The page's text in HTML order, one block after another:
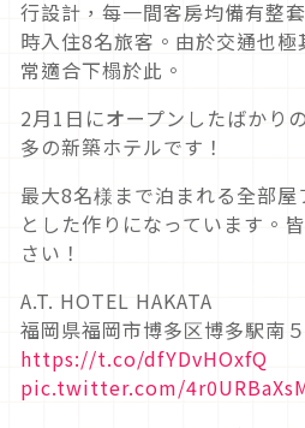
行設計，每一間客房均備有整
時入住8名旅客。由於交通也
常適合下榻於此。
2月1日にオープンしたばかり
多の新築ホテルです！
最大8名様まで泊まれる全部
とした作りになっています。
さい！
A.T. HOTEL HAKATA
福岡県福岡市博多区博多駅南
https://t.co/dfYDvHOxfQ
pic.twitter.com/